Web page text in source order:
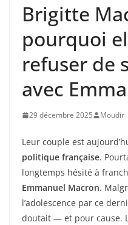
Brigitte
pourquoi
refuser de
avec
29 décembre 2025 Moudir
Leur couple est
politique française.
longtemps hésité à
Emmanuel Macron.
l’adolescence par ce
doutait — et pour cause.